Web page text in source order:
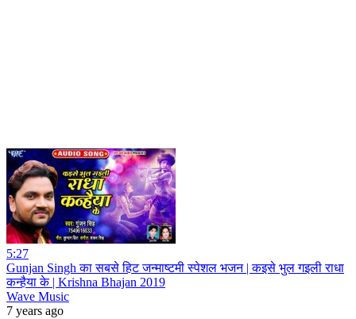
5:27
Gunjan Singh का सबसे हिट जन्माष्टमी स्पेशल भजन | कइसे भुल गइली राधा
कन्हैया के | Krishna Bhajan 2019
Wave Music
7 years ago